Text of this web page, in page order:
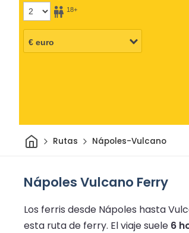
18+
InicioRutas Nápoles-Vulcano
Nápoles Vulcano Ferry
Los ferris desde Nápoles hasta
esta ruta de ferry. El viaje suele 6